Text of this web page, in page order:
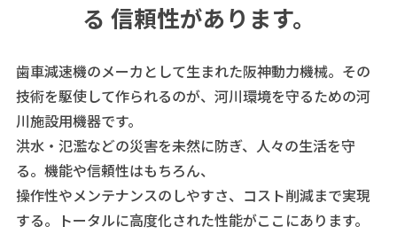
る 信頼性があります。
歯車減速機のメーカとして生まれた阪神動力機械。その
技術を駆使して作られるのが、河川環境を守るための河
川施設用機器です。
洪水・氾濫などの災害を未然に防ぎ、人々の生活を守
る。機能や信頼性はもちろん、
操作性やメンテナンスのしやすさ、コスト削減まで実現
する。トータルに高度化された性能がここにあります。